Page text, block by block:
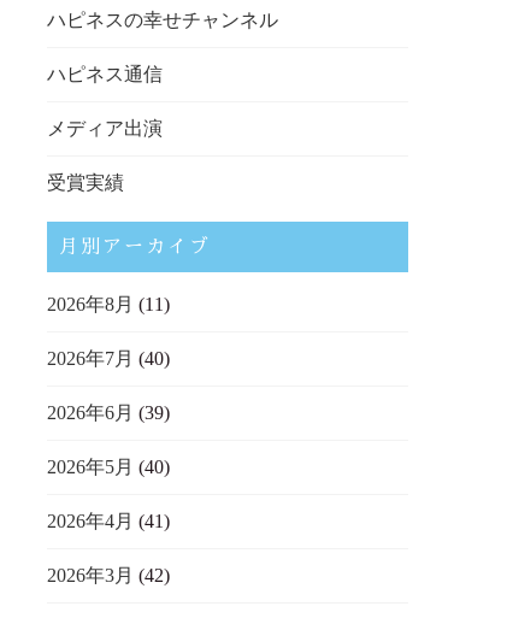
ハピネスの幸せチャンネル
ハピネス通信
メディア出演
受賞実績
月別アーカイブ
2026年8月 (11)
2026年7月 (40)
2026年6月 (39)
2026年5月 (40)
2026年4月 (41)
2026年3月 (42)